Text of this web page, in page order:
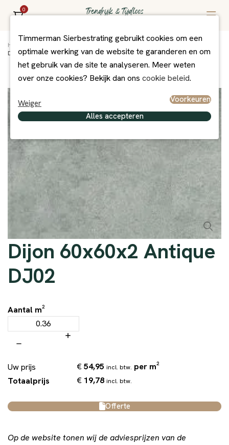
0
Home MBI Exclusief
Dijon 60x60x2 Antique DJ02
Dijon 60x60x2 Antique
DJ02
Aantal m²
Uw prijs €54,95 incl. btw. per m²
Totaalprijs
€ 19,78 incl. btw.
Offerte
Op de website tonen wij de adviesprijzen van de
Timmerman Sierbestrating gebruikt cookies om een
optimale werking van de website te garanderen en om
het gebruik van de site te analyseren. Meer weten
over onze cookies? Bekijk dan ons cookie beleid.
Weiger
Voorkeuren
Alles accepteren